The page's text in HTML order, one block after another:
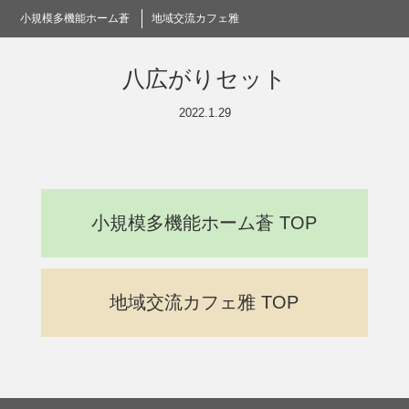
小規模多機能ホーム蒼 地域交流カフェ雅
八広がりセット
2022.1.29
小規模多機能ホーム蒼 TOP
地域交流カフェ雅 TOP